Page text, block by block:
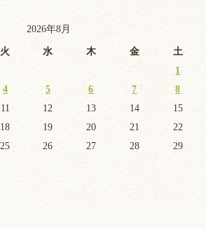
2026年8月
火 水 木 金 土
1
4 5 6 7
8
11 12 13 14
15
18 19 20 21
22
25 26 27 28
29